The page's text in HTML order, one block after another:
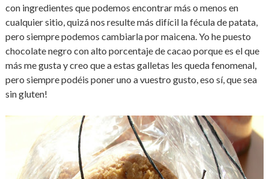
con ingredientes que podemos encontrar más o menos en
cualquier sitio, quizá nos resulte más difícil la fécula de patata,
pero siempre podemos cambiarla por maicena. Yo he puesto
chocolate negro con alto porcentaje de cacao porque es el que
más me gusta y creo que a estas galletas les queda fenomenal,
pero siempre podéis poner uno a vuestro gusto, eso sí, que sea
sin gluten!